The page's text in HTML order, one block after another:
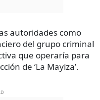
autoridades como
del grupo criminal
que operaría para
de ‘La Mayiza’.